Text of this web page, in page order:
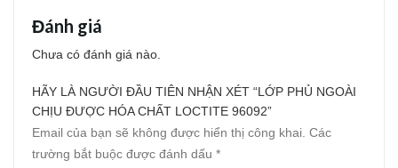
Đánh giá
Chưa có đánh giá nào.
HÃY LÀ NGƯỜI ĐẦU TIÊN NHẬN XÉT “LỚP PHỦ NGOÀI
CHỊU ĐƯỢC HÓA CHẤT LOCTITE 96092”
Email của bạn sẽ không được hiển thị công khai. Các
trường bắt buộc được đánh dấu *